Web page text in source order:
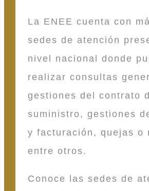
La ENEE cuenta con
sedes de atención
nivel nacional donde
realizar consultas
gestiones del contrato
suministro, gestiones
y facturación, quejas o
entre otros.
Conoce las sedes de